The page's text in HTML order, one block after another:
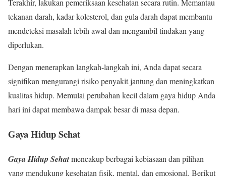
Terakhir, lakukan pemeriksaan kesehatan secara rutin. Memantau
tekanan darah, kadar kolesterol, dan gula darah dapat membantu
mendeteksi masalah lebih awal dan mengambil tindakan yang
diperlukan.
Dengan menerapkan langkah-langkah ini, Anda dapat secara
signifikan mengurangi risiko penyakit jantung dan meningkatkan
kualitas hidup. Memulai perubahan kecil dalam gaya hidup Anda
hari ini dapat membawa dampak besar di masa depan.
Gaya Hidup Sehat
Gaya Hidup Sehatmencakup berbagai kebiasaan dan pilihan
yang mendukung kesehatan fisik, mental, dan emosional. Berikut